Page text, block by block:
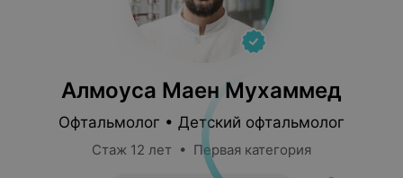
Алмоуса Маен Мухаммед
Офтальмолог • Детский офтальмолог
Стаж 12 лет • Первая категория